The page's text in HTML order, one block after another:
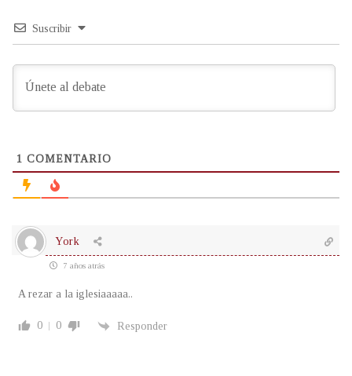
Suscribir
1 COMENTARIO
York
7 años atrás
A rezar a la iglesiaaaaa..
0 0 Responder